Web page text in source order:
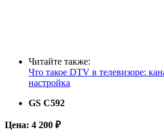
Читайте также:
Что такое DTV в телевизоре:
настройка
GS C592
Цена: 4 200 ₽